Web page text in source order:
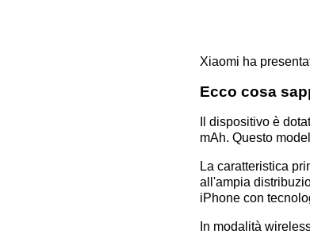
Xiaomi ha
Ecco cosa
Il dispositivo è
mAh. Questo
La caratteristica
all'ampia
iPhone con
In modalità